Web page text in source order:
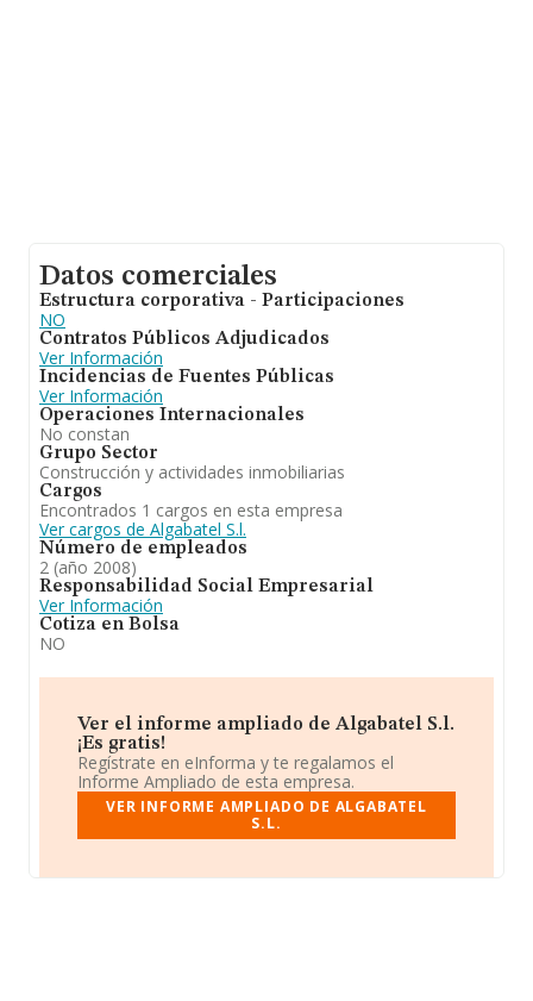
Datos comerciales
Estructura corporativa - Participaciones
NO
Contratos Públicos Adjudicados
Ver Información
Incidencias de Fuentes Públicas
Ver Información
Operaciones Internacionales
No constan
Grupo Sector
Construcción y actividades inmobiliarias
Cargos
Encontrados 1 cargos en esta empresa
Ver cargos de Algabatel S.l.
Número de empleados
2 (año 2008)
Responsabilidad Social Empresarial
Ver Información
Cotiza en Bolsa
NO
Ver el informe ampliado de Algabatel S.l.
¡Es gratis!
Regístrate en eInforma y te regalamos el
Informe Ampliado de esta empresa.
VER INFORME AMPLIADO DE ALGABATEL
S.L.